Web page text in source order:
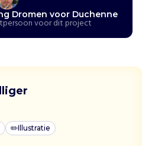
Dromen voor Duchenne
voor dit project
✏️Illustratie